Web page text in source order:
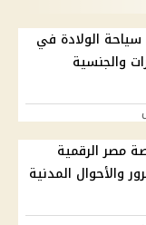
سياحة الولادة في
والجنسية
مصر الرقمية
والأحوال المدنية